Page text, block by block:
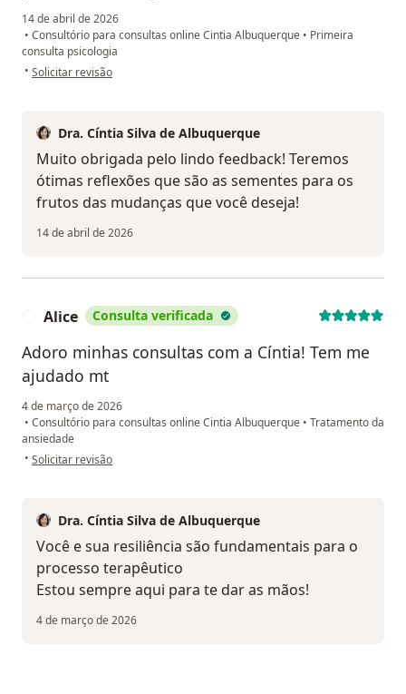
14 de abril de 2026
• Consultório para consultas online Cintia Albuquerque • Primeira
consulta psicologia
• na opinião do utilizador Daniela
Solicitar revisão
Dra. Cíntia Silva de Albuquerque
Muito obrigada pelo lindo feedback! Teremos
ótimas reflexões que são as sementes para os
frutos das mudanças que você deseja!
14 de abril de 2026
Alice Consulta verificada
Adoro minhas consultas com a Cíntia! Tem me
ajudado mt
4 de março de 2026
• Consultório para consultas online Cintia Albuquerque • Tratamento da
ansiedade
• na opinião do utilizador Alice
Solicitar revisão
Dra. Cíntia Silva de Albuquerque
Você e sua resiliência são fundamentais para o
processo terapêutico
Estou sempre aqui para te dar as mãos!
4 de março de 2026